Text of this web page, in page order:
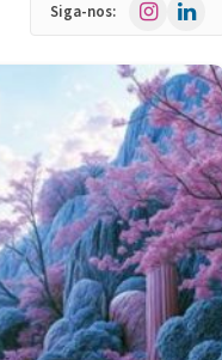
Siga-nos: